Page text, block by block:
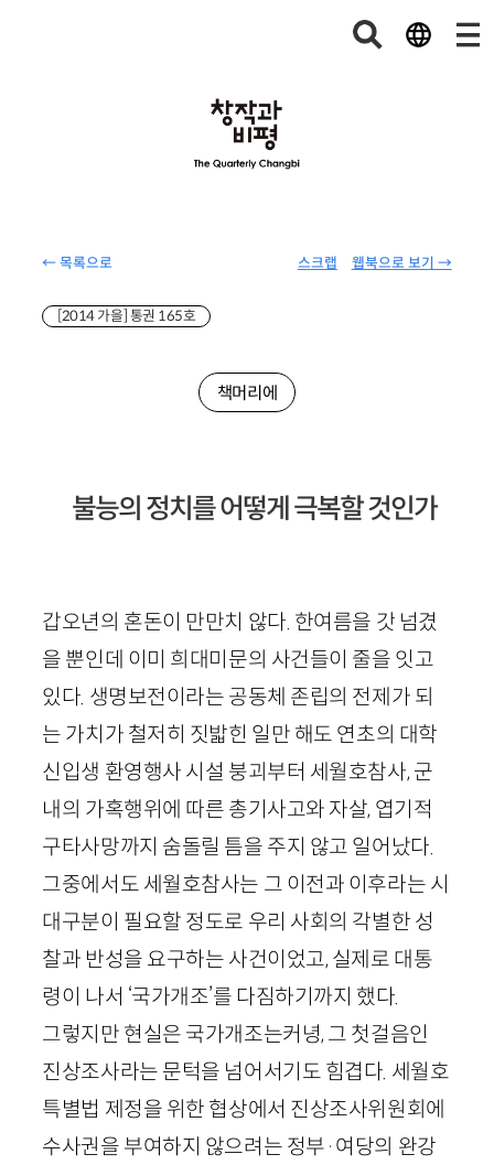
← 목록으로 웹북으로 보기 →
스크랩
[2014 가을] 통권 165호
책머리에
불능의 정치를 어떻게 극복할 것인가
갑오년의 혼돈이 만만치 않다. 한여름을 갓 넘겼
을 뿐인데 이미 희대미문의 사건들이 줄을 잇고
있다. 생명보전이라는 공동체 존립의 전제가 되
는 가치가 철저히 짓밟힌 일만 해도 연초의 대학
신입생 환영행사 시설 붕괴부터 세월호참사, 군
내의 가혹행위에 따른 총기사고와 자살, 엽기적
구타사망까지 숨돌릴 틈을 주지 않고 일어났다.
그중에서도 세월호참사는 그 이전과 이후라는 시
대구분이 필요할 정도로 우리 사회의 각별한 성
찰과 반성을 요구하는 사건이었고, 실제로 대통
령이 나서 ‘국가개조’를 다짐하기까지 했다.
그렇지만 현실은 국가개조는커녕, 그 첫걸음인
진상조사라는 문턱을 넘어서기도 힘겹다. 세월호
특별법 제정을 위한 협상에서 진상조사위원회에
수사권을 부여하지 않으려는 정부·여당의 완강